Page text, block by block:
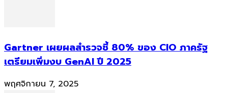
Gartner เผยผลสำรวจชี้ 80% ของ CIO ภาครัฐ
เตรียมเพิ่มงบ GenAI ปี 2025
พฤศจิกายน 7, 2025